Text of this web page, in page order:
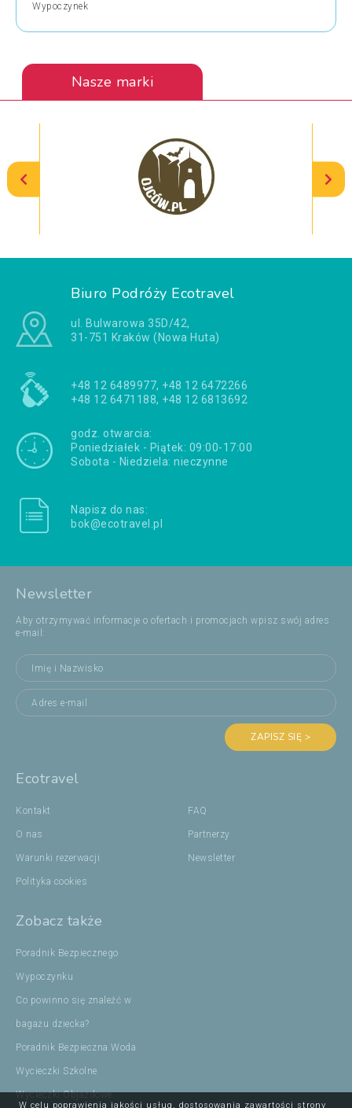
Wypoczynek
Nasze marki
Biuro Podróży Ecotravel
ul. Bulwarowa 35D/42,
31-751 Kraków (Nowa Huta)
+48 12 6489977, +48 12 6472266
+48 12 6471188, +48 12 6813692
godz. otwarcia:
Poniedziałek - Piątek: 09:00-17:00
Sobota - Niedziela: nieczynne
Napisz do nas:
bok@ecotravel.pl
Newsletter
Aby otrzymywać informacje o ofertach i promocjach wpisz swój adres
e-mail:
ZAPISZ SIĘ >
Ecotravel
Kontakt
O nas
Warunki rezerwacji
Polityka cookies
FAQ
Partnerzy
Newsletter
Zobacz także
Poradnik Bezpiecznego
Wypoczynku
Co powinno się znaleźć w
bagażu dziecka?
Poradnik Bezpieczna Woda
Wycieczki Szkolne
Wycieczki Objazdowe
W celu poprawienia jakości usług, dostosowania zawartości strony